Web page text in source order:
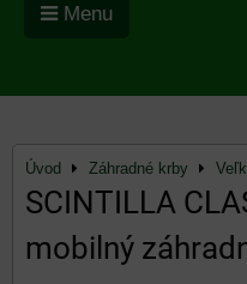
Menu
Úvod Záhradné krby
SCINTILLA
mobilný